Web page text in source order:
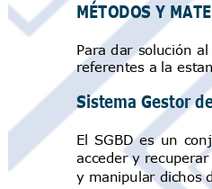
MÉTODOS Y
Para darsolución al
referentes a la
Sistema Gestor
El SGBD es un
acceder y
y manipular dichos